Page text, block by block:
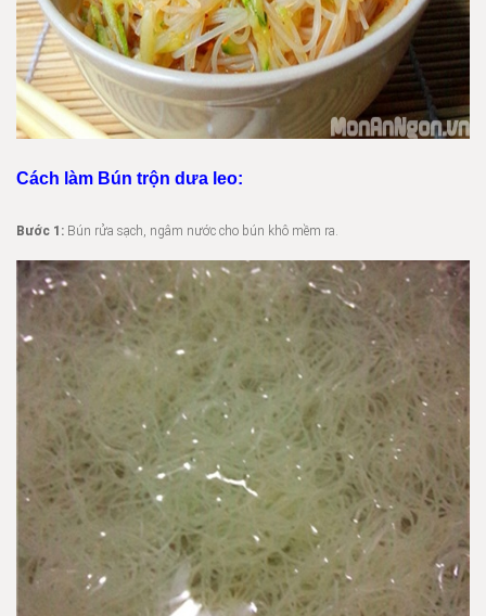
Cách làm Bún trộn dưa leo:
Bước 1: Bún rửa sạch, ngâm nước cho bún khô mềm ra.